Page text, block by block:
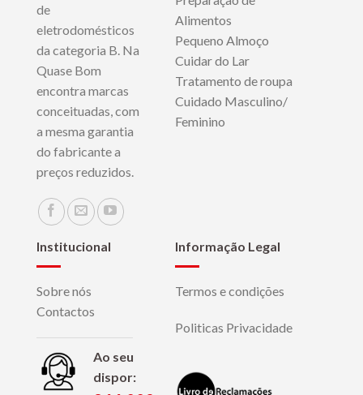
de
eletrodomésticos
da categoria B. Na
Quase Bom
encontra marcas
conceituadas, com
a mesma garantia
do fabricante a
preços reduzidos.
Alimentos
Pequeno Almoço
Cuidar do Lar
Tratamento de roupa
Cuidado Masculino/
Feminino
Institucional
Sobre nós
Contactos
Ao seu
dispor:
Informação Legal
Termos e condições
Politicas Privacidade